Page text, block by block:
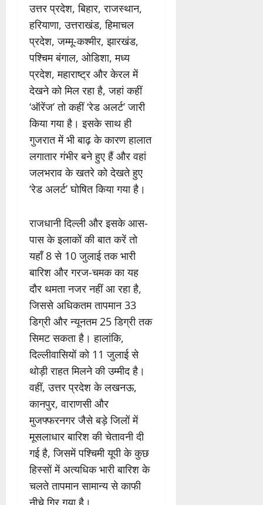
उत्तर प्रदेश, बिहार, राजस्थान,
हरियाणा, उत्तराखंड, हिमाचल
प्रदेश, जम्मू-कश्मीर, झारखंड,
पश्चिम बंगाल, ओडिशा, मध्य
प्रदेश, महाराष्ट्र और केरल में
देखने को मिल रहा है, जहां कहीं
‘ऑरेंज’ तो कहीं ‘रेड अलर्ट’ जारी
किया गया है। इसके साथ ही
गुजरात में भी बाढ़ के कारण हालात
लगातार गंभीर बने हुए हैं और वहां
जलभराव के खतरे को देखते हुए
‘रेड अलर्ट’ घोषित किया गया है।
राजधानी दिल्ली और इसके आस-
पास के इलाकों की बात करें तो
यहाँ 8 से 10 जुलाई तक भारी
बारिश और गरज-चमक का यह
दौर थमता नजर नहीं आ रहा है,
जिससे अधिकतम तापमान 33
डिग्री और न्यूनतम 25 डिग्री तक
सिमट सकता है। हालांकि,
दिल्लीवासियों को 11 जुलाई से
थोड़ी राहत मिलने की उम्मीद है।
वहीं, उत्तर प्रदेश के लखनऊ,
कानपुर, वाराणसी और
मुजफ्फरनगर जैसे बड़े जिलों में
मूसलाधार बारिश की चेतावनी दी
गई है, जिसमें पश्चिमी यूपी के कुछ
हिस्सों में अत्यधिक भारी बारिश के
चलते तापमान सामान्य से काफी